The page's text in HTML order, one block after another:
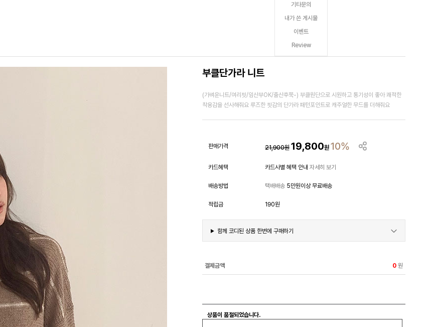
기타문의
내가 쓴 게시물
이벤트
Review
부클단가라 니트
(가벼운니트/여리핏/임산부OK/출산후쭉-) 부클원단으로 시원하고 통기성이 좋아 쾌적한
착용감을 선사해줘요 루즈한 핏감의 단가라 패턴포인트로 캐주얼한 무드를 더해줘요
판매가격 21,900원 19,800원 10%
카드혜택 카드사별 혜택 안내 자세히 보기
배송방법 택배배송 5만원이상 무료배송
적립금 190원
함께 코디된 상품 한번에 구매하기
결제금액 0 원
상품이 품절되었습니다.